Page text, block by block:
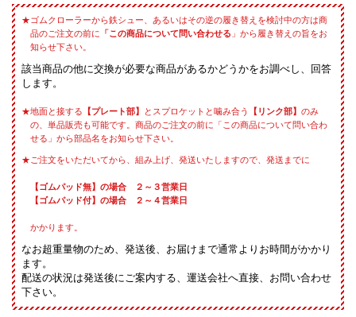
ゴムクローラーから鉄シュー、あるいはその逆の履き替えを検討中の方は商
品のご注文の前に 「この商品について問い合わせる 」から履き替えの旨をお
知らせ下さい。
該当商品の他に交換が必要な商品があるかどうかをお調べし、回答
します。
地面と接する 【プレート部】 とスプロケットと噛み合う 【リンク部】のみ
の、単品販売も可能です。商品のご注文の前に「この商品について問い合わ
せる」から部品名をお知らせ下さい。
ご注文をいただいてから、組み上げ、発送いたしますので、発送までに
【ゴムパッド無】の場合 ２～３営業日
【ゴムパッド付】の場合 ２～４営業日
かかります。
なお超重量物のため、発送後、お届けまで通常よりお時間がかかり
ます。
配送の状況は発送後にご案内する、運送会社へ直接、お問い合わせ
下さい。